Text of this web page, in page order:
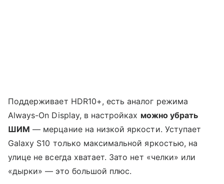
Поддерживает HDR10+, есть аналог режима
Always-On Display, в настройках можно убрать
ШИМ — мерцание на низкой яркости. Уступает
Galaxy S10 только максимальной яркостью, на
улице не всегда хватает. Зато нет «челки» или
«дырки» — это большой плюс.